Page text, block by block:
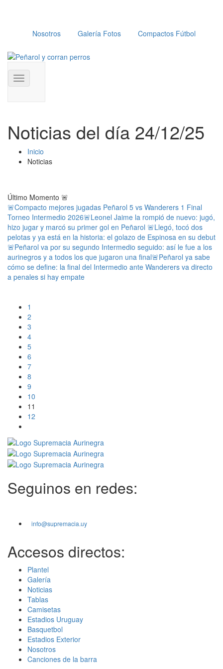
Nosotros Galería Fotos Compactos Fútbol
Toggle
navigation
Noticias del día 24/12/25
Inicio
Noticias
Último Momento 🚨
🚨Compacto mejores jugadas Peñarol 5 vs Wanderers 1 Final
Torneo Intermedio 2026🚨Leonel Jaime la rompió de nuevo: jugó,
hizo jugar y marcó su primer gol en Peñarol 🚨Llegó, tocó dos
pelotas y ya está en la historia: el golazo de Espinosa en su debut
🚨Peñarol va por su segundo Intermedio seguido: así le fue a los
aurinegros y a todos los que jugaron una final🚨Peñarol ya sabe
cómo se define: la final del Intermedio ante Wanderers va directo
a penales si hay empate
1
2
3
4
5
6
7
8
9
10
11
12
Seguinos en redes:
info@supremacia.uy
Accesos directos:
Plantel
Galería
Noticias
Tablas
Camisetas
Estadios Uruguay
Basquetbol
Estadios Exterior
Nosotros
Canciones de la barra